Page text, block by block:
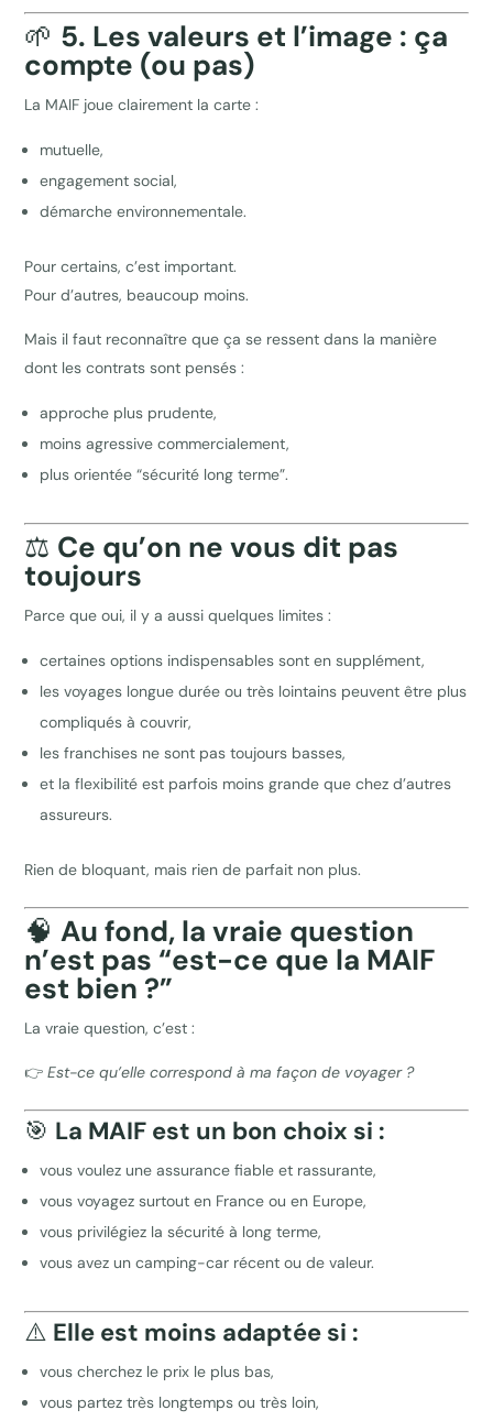
🌱 5. Les valeurs et l’image : ça
compte (ou pas)
La MAIF joue clairement la carte :
mutuelle,
engagement social,
démarche environnementale.
Pour certains, c’est important.
Pour d’autres, beaucoup moins.
Mais il faut reconnaître que ça se ressent dans la manière
dont les contrats sont pensés :
approche plus prudente,
moins agressive commercialement,
plus orientée “sécurité long terme”.
⚖️ Ce qu’on ne vous dit pas
toujours
Parce que oui, il y a aussi quelques limites :
certaines options indispensables sont en supplément,
les voyages longue durée ou très lointains peuvent être plus
compliqués à couvrir,
les franchises ne sont pas toujours basses,
et la flexibilité est parfois moins grande que chez d’autres
assureurs.
Rien de bloquant, mais rien de parfait non plus.
🧠Au fond, la vraie question
n’est pas “est-ce que la MAIF
est bien ?”
La vraie question, c’est :
👉Est-ce qu’elle correspond à ma façon de voyager ?
🎯 La MAIF est un bon choix si :
vous voulez une assurance fiable et rassurante,
vous voyagez surtout en France ou en Europe,
vous privilégiez la sécurité à long terme,
vous avez un camping-car récent ou de valeur.
⚠️ Elle est moins adaptée si :
vous cherchez le prix le plus bas,
vous partez très longtemps ou très loin,